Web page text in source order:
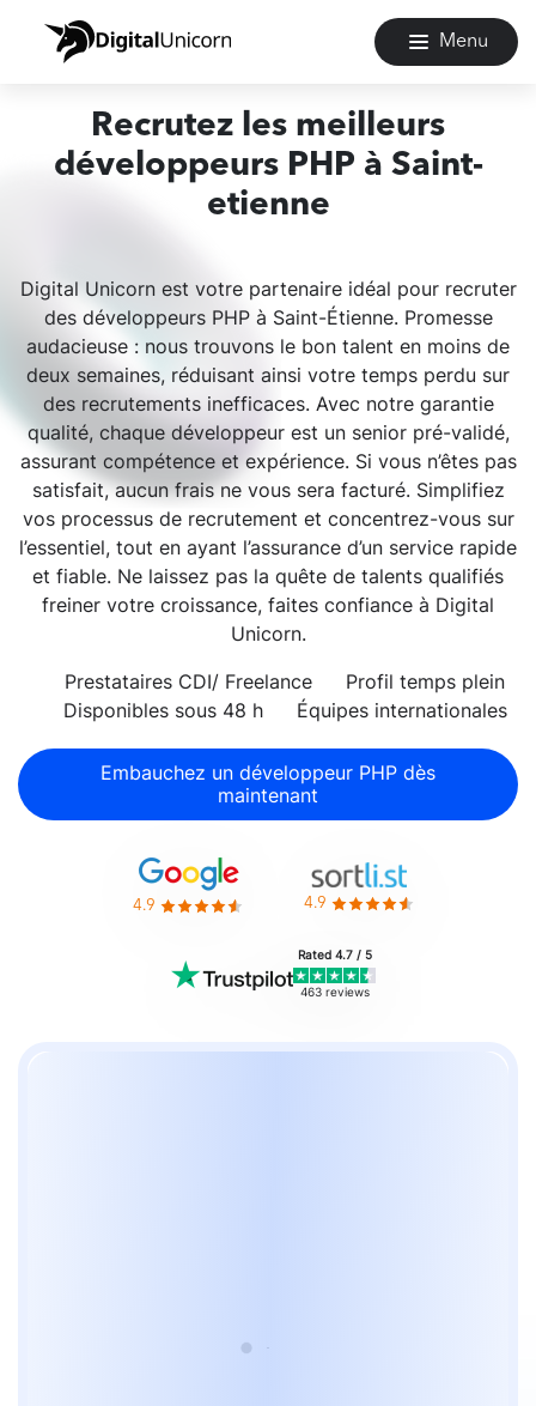
Menu
Recrutez les meilleurs
développeurs PHP à Saint-
etienne
Digital Unicorn est votre partenaire idéal pour recruter
des développeurs PHP à Saint-Étienne. Promesse
audacieuse : nous trouvons le bon talent en moins de
deux semaines, réduisant ainsi votre temps perdu sur
des recrutements inefficaces. Avec notre garantie
qualité, chaque développeur est un senior pré-validé,
assurant compétence et expérience. Si vous n’êtes pas
satisfait, aucun frais ne vous sera facturé. Simplifiez
vos processus de recrutement et concentrez-vous sur
l’essentiel, tout en ayant l’assurance d’un service rapide
et fiable. Ne laissez pas la quête de talents qualifiés
freiner votre croissance, faites confiance à Digital
Unicorn.
Prestataires CDI/ Freelance
Profil temps plein
Disponibles sous 48 h
Équipes internationales
Embauchez un développeur PHP dès
maintenant
4.9 4.9
Rated 4.7 / 5
463 reviews